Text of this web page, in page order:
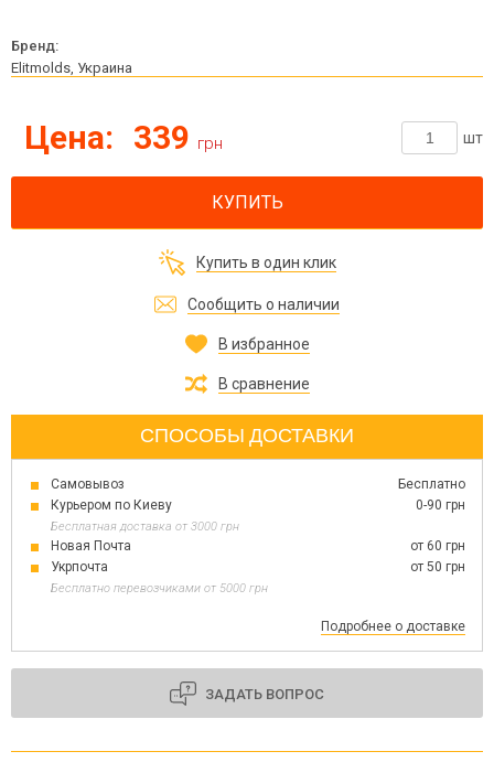
Бренд:
Elitmolds, Украина
Цена: 339 грн шт
КУПИТЬ
Купить в один клик
Сообщить о наличии
В избранное
В сравнение
СПОСОБЫ ДОСТАВКИ
Самовывоз
Бесплатно
Курьером по Киеву
0-90 грн
Бесплатная доставка от 3000 грн
Новая Почта
от 60 грн
Укрпочта
от 50 грн
Бесплатно перевозчиками от 5000 грн
Подробнее о доставке
ЗАДАТЬ ВОПРОС